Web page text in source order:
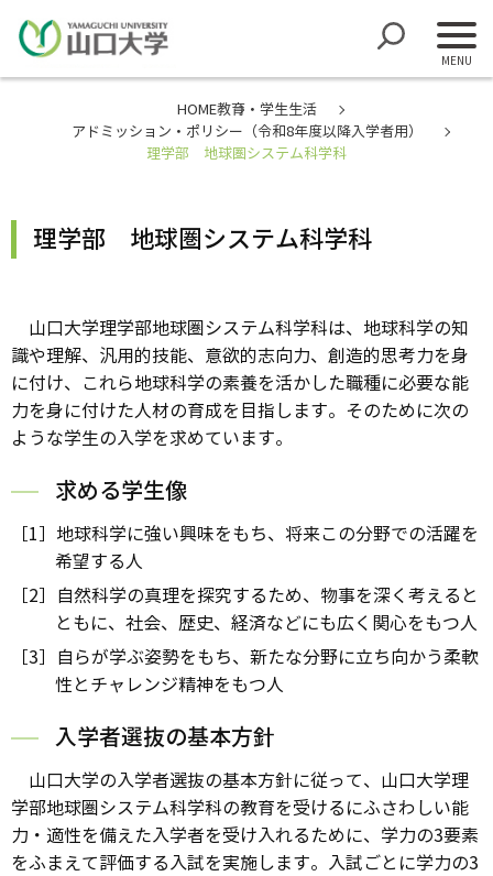
HOME教育・学生生活
アドミッション・ポリシー（令和8年度以降入学者用）
理学部 地球圏システム科学科
理学部 地球圏システム科学科
山口大学理学部地球圏システム科学科は、地球科学の知
識や理解、汎用的技能、意欲的志向力、創造的思考力を身
に付け、これら地球科学の素養を活かした職種に必要な能
力を身に付けた人材の育成を目指します。そのために次の
ような学生の入学を求めています。
求める学生像
［1］地球科学に強い興味をもち、将来この分野での活躍を
希望する人
［2］自然科学の真理を探究するため、物事を深く考えると
ともに、社会、歴史、経済などにも広く関心をもつ人
［3］自らが学ぶ姿勢をもち、新たな分野に立ち向かう柔軟
性とチャレンジ精神をもつ人
入学者選抜の基本方針
山口大学の入学者選抜の基本方針に従って、山口大学理
学部地球圏システム科学科の教育を受けるにふさわしい能
力・適性を備えた入学者を受け入れるために、学力の3要素
をふまえて評価する入試を実施します。入試ごとに学力の3